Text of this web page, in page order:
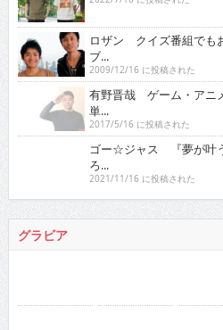
ロザン クイズ番組でも
ブ...
2009/12/16 に投稿された
有野晋哉 ゲーム・アニ
単...
2017/5/16 に投稿された
ゴー☆ジャス 『夢が叶
ろ...
2021/11/16 に投稿された
グラビア